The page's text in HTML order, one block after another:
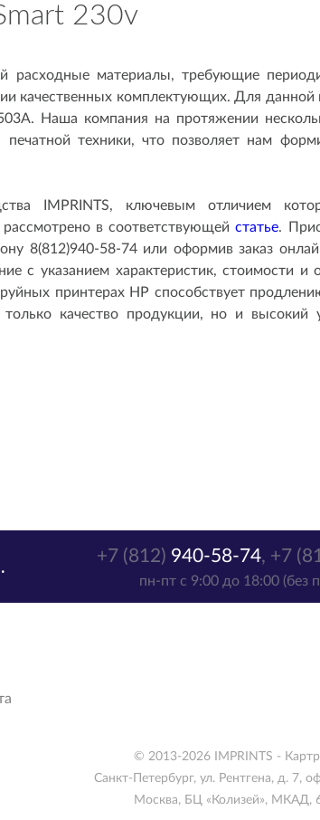
230v
расходные материалы, требующие
качественных комплектующих. Для данной
Наша компания на протяжении
техники, что позволяет нам
IMPRINTS, ключевым отличием
в соответствующейстатье.
8(812)940-58-74 или оформив заказ
с указанием характеристик, стоимости и
принтерах HP способствует
качество продукции, но и высокий
+7 (812) 940-58-74, +7
пн-пт с 9:00 до 18:00 (без
© 2013-2026 IMPRINTS -
Санкт-Петербург, ул. Рентгена, д. 7,
Москва, БЦ «Колизей», МКАД,